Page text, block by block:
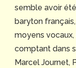
semble avoir
baryton français,
moyens
comptant dans
Marcel Journet,